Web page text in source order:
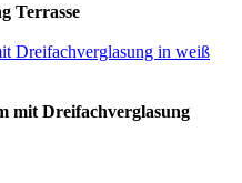
Terrasse
mit Dreifachverglasung